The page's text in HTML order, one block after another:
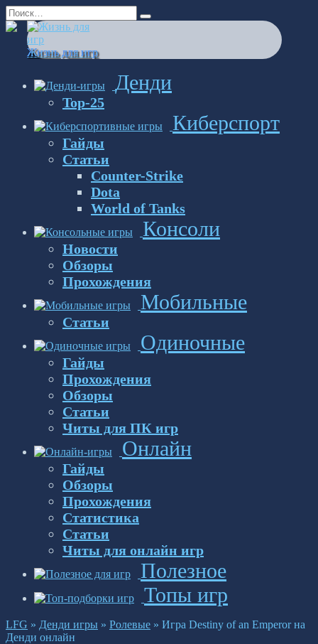
Перейти
к
содержанию
Search
for:
Жизнь для игр
Денди
Top-25
Киберспорт
Гайды
Статьи
Counter-Strike
Dota
World of Tanks
Консоли
Новости
Обзоры
Прохождения
Мобильные
Статьи
Одиночные
Гайды
Прохождения
Обзоры
Статьи
Читы для ПК игр
Онлайн
Гайды
Обзоры
Прохождения
Статистика
Статьи
Читы для онлайн игр
Полезное
Топы игр
LFG » Денди игры » Ролевые » Игра Destiny of an Emperor на
Денди онлайн